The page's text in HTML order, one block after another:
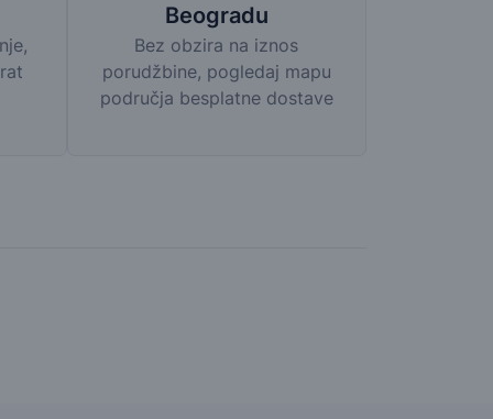
Beogradu
Bez obzira na iznos
porudžbine, pogledaj mapu
područja besplatne dostave